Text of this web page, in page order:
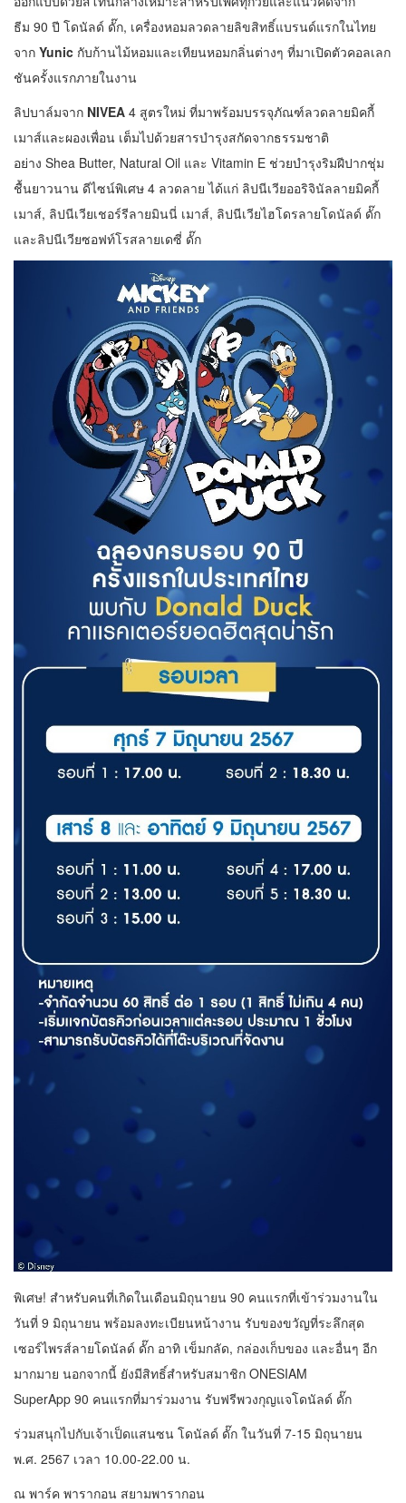
ธีม 90 ปี โดนัลด์ ดั๊ก, เครื่องหอมลวดลายลิขสิทธิ์แบรนด์แรกในไทย
จาก Yunic กับก้านไม้หอมและเทียนหอมกลิ่นต่างๆ ที่มาเปิดตัวคอลเลก
ชันครั้งแรกภายในงาน
ลิปบาล์มจาก NIVEA 4 สูตรใหม่ ที่มาพร้อมบรรจุภัณฑ์ลวดลายมิคกี้
เมาส์และผองเพื่อน เต็มไปด้วยสารบำรุงสกัดจากธรรมชาติ
อย่าง Shea Butter, Natural Oil และ Vitamin E ช่วยบำรุงริมฝีปากชุ่ม
ชื้นยาวนาน ดีไซน์พิเศษ 4 ลวดลาย ได้แก่ ลิปนีเวียออริจินัลลายมิคกี้
เมาส์, ลิปนีเวียเชอร์รีลายมินนี่ เมาส์, ลิปนีเวียไฮโดรลายโดนัลด์ ดั๊ก
และลิปนีเวียซอฟท์โรสลายเดซี่ ดั๊ก
พิเศษ! สำหรับคนที่เกิดในเดือนมิถุนายน 90 คนแรกที่เข้าร่วมงานใน
วันที่ 9 มิถุนายน พร้อมลงทะเบียนหน้างาน รับของขวัญที่ระลึกสุด
เซอร์ไพรส์ลายโดนัลด์ ดั๊ก อาทิ เข็มกลัด, กล่องเก็บของ และอื่นๆ อีก
มากมาย นอกจากนี้ ยังมีสิทธิ์สำหรับสมาชิก ONESIAM
SuperApp 90 คนแรกที่มาร่วมงาน รับฟรีพวงกุญแจโดนัลด์ ดั๊ก
ร่วมสนุกไปกับเจ้าเป็ดแสนซน โดนัลด์ ดั๊ก ในวันที่ 7-15 มิถุนายน
พ.ศ. 2567 เวลา 10.00-22.00 น.
ณ พาร์ค พารากอน สยามพารากอน